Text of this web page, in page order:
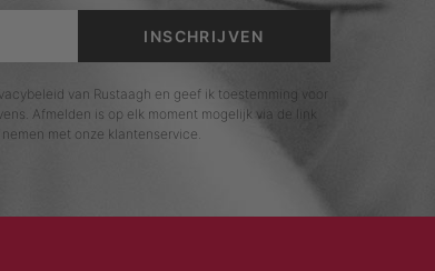
INSCHRIJVEN
van Rustaagh en geef ik toestemming voor
Afmelden is op elk moment mogelijk via de link
met onze klantenservice.